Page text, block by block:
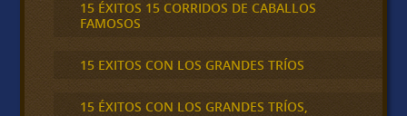
15 ÉXITOS 15 CORRIDOS DE CABALLOS
FAMOSOS
15 EXITOS CON LOS GRANDES TRÍOS
15 ÉXITOS CON LOS GRANDES TRÍOS,